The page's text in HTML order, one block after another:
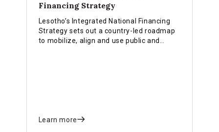
Financing Strategy
Lesotho’s Integrated National Financing
Strategy sets out a country-led roadmap
to mobilize, align and use public and
Learn more